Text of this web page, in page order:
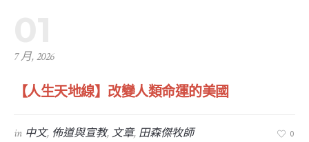
7 月, 2026
【人生天地線】改變人類命運的美國
in 中文, 佈道與宣教,文章, 田森傑牧師 0